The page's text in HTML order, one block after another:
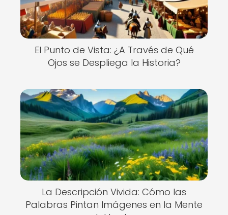
El Punto de Vista: ¿A Través de Qué
Ojos se Despliega la Historia?
La Descripción Vivida: Cómo las
Palabras Pintan Imágenes en la Mente